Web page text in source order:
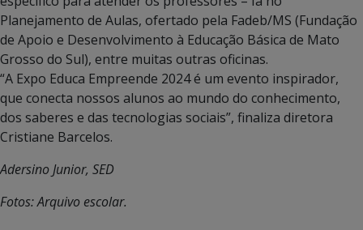
Planejamento de Aulas, ofertado pela Fadeb/MS (Fundação
de Apoio e Desenvolvimento à Educação Básica de Mato
Grosso do Sul), entre muitas outras oficinas.
“A Expo Educa Empreende 2024 é um evento inspirador,
que conecta nossos alunos ao mundo do conhecimento,
dos saberes e das tecnologias sociais”, finaliza diretora
Cristiane Barcelos.
Adersino Junior, SED
Fotos: Arquivo escolar.